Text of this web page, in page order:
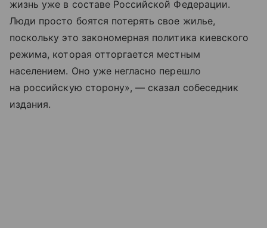
жизнь уже в составе Российской Федерации.
Люди просто боятся потерять свое жилье,
поскольку это закономерная политика киевского
режима, которая отторгается местным
населением. Оно уже негласно перешло
на российскую сторону», — сказал собеседник
издания.